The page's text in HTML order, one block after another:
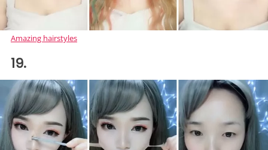
Amazing hairstyles
19.